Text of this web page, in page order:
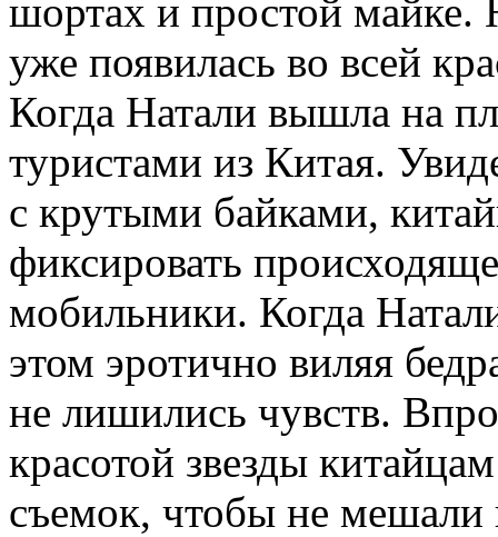
шортах и простой майке.
уже появилась во всей
Когда Натали вышла на
туристами из Китая.
с крутыми байками,
фиксировать
мобильники. Когда
этом эротично виляя
не лишились чувств.
красотой звезды
съемок, чтобы не мешали